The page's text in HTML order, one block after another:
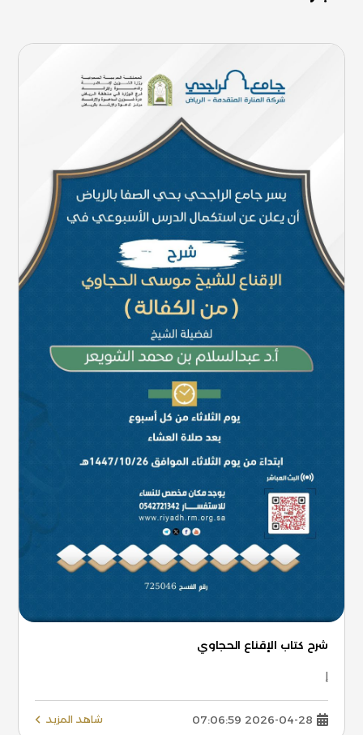
شرح كتاب الإقناع الحجاوي
إ
2026-04-28 07:06:59 شاهد المزيد